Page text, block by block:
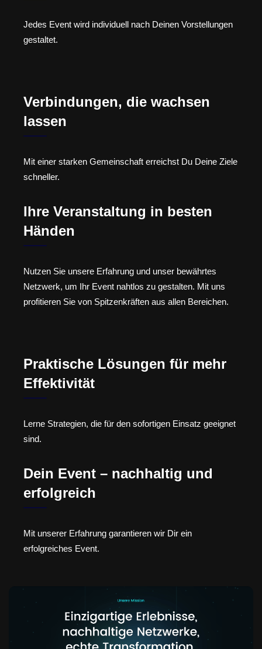
Jedes Event wird individuell nach Deinen Vorstellungen
gestaltet.
Verbindungen, die wachsen
lassen
Mit einer starken Gemeinschaft erreichst Du Deine Ziele
schneller.
Ihre Veranstaltung in besten
Händen
Nutzen Sie unsere Erfahrung und unser bewährtes
Netzwerk, um Ihr Event nahtlos zu gestalten. Mit uns
profitieren Sie von Spitzenkräften aus allen Bereichen.
Praktische Lösungen für mehr
Effektivität
Lerne Strategien, die für den sofortigen Einsatz geeignet
sind.
Dein Event – nachhaltig und
erfolgreich
Mit unserer Erfahrung garantieren wir Dir ein
erfolgreiches Event.